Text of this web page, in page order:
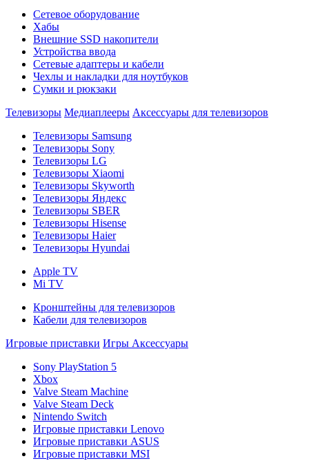
Сетевое оборудование
Хабы
Внешние SSD накопители
Устройства ввода
Сетевые адаптеры и кабели
Чехлы и накладки для ноутбуков
Сумки и рюкзаки
Телевизоры Медиаплееры Аксессуары для телевизоров
Телевизоры Samsung
Телевизоры Sony
Телевизоры LG
Телевизоры Xiaomi
Телевизоры Skyworth
Телевизоры Яндекс
Телевизоры SBER
Телевизоры Hisense
Телевизоры Haier
Телевизоры Hyundai
Apple TV
Mi TV
Кронштейны для телевизоров
Кабели для телевизоров
Игровые приставки Игры Аксессуары
Sony PlayStation 5
Xbox
Valve Steam Machine
Valve Steam Deck
Nintendo Switch
Игровые приставки Lenovo
Игровые приставки ASUS
Игровые приставки MSI